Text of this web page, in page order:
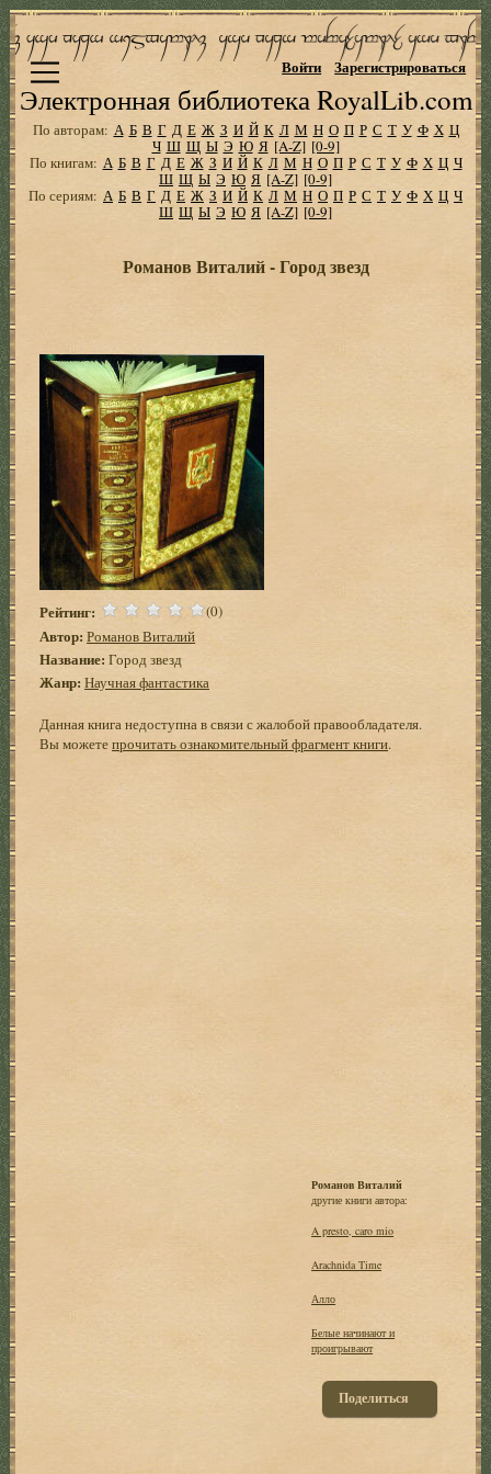
Электронная библиотека RoyalLib.com
Войти Зарегистрироваться
По авторам: А Б В Г Д Е Ж З И Й К Л М Н О П Р С Т У Ф Х Ц
Ч Ш Щ Ы Э Ю Я [A-Z] [0-9]
По книгам: А Б В Г Д Е Ж З И Й К Л М Н О П Р С Т У Ф Х Ц Ч
Ш Щ Ы Э Ю Я [A-Z] [0-9]
По сериям: А Б В Г Д Е Ж З И Й К Л М Н О П Р С Т У Ф Х Ц Ч
Ш Щ Ы Э Ю Я [A-Z] [0-9]
Романов Виталий - Город звезд
Рейтинг: (0)
Автор: Романов Виталий
Название: Город звезд
Жанр: Научная фантастика
Данная книга недоступна в связи с жалобой правообладателя.
Вы можетепрочитать ознакомительный фрагмент книги.
Романов Виталий
другие книги автора:
A presto, caro mio
Arachnida Time
Алло
Белые начинают и
проигрывают
Поделиться